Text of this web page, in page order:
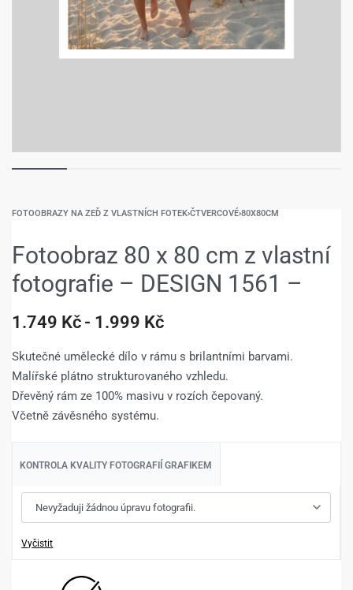
FOTOOBRAZY NA ZEĎ Z VLASTNÍCH FOTEK›ČTVERCOVÉ›80X80CM
Fotoobraz 80 x 80 cm z vlastní
fotografie – DESIGN 1561 –
1.749 Kč 1.999 Kč
Skutečné umělecké dílo v rámu s brilantními barvami.
Malířské plátno strukturovaného vzhledu.
Dřevěný rám ze 100% masivu v rozích čepovaný.
Včetně závěsného systému.
KONTROLA KVALITY FOTOGRAFIÍ GRAFIKEM
Vyčistit